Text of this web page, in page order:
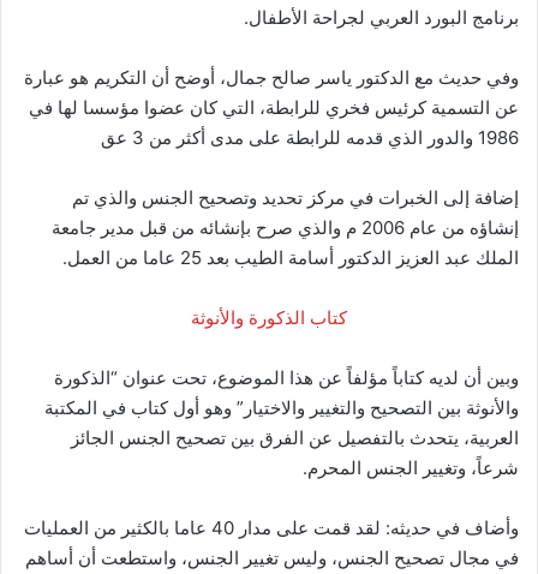
برنامج البورد العربي لجراحة الأطفال.
وفي حديث مع الدكتور ياسر صالح جمال، أوضح أن التكريم هو عبارة
عن التسمية كرئيس فخري للرابطة، التي كان عضوا مؤسسا لها في
1986 والدور الذي قدمه للرابطة على مدى أكثر من 3 عق
إضافة إلى الخبرات في مركز تحديد وتصحيح الجنس والذي تم
إنشاؤه من عام 2006 م والذي صرح بإنشائه من قبل مدير جامعة
الملك عبد العزيز الدكتور أسامة الطيب بعد 25 عاما من العمل.
كتاب الذكورة والأنوثة
وبين أن لديه كتاباً مؤلفاً عن هذا الموضوع، تحت عنوان “الذكورة
والأنوثة بين التصحيح والتغيير والاختيار” وهو أول كتاب في المكتبة
العربية، يتحدث بالتفصيل عن الفرق بين تصحيح الجنس الجائز
شرعاً، وتغيير الجنس المحرم.
وأضاف في حديثه: لقد قمت على مدار 40 عاما بالكثير من العمليات
في مجال تصحيح الجنس، وليس تغيير الجنس، واستطعت أن أساهم